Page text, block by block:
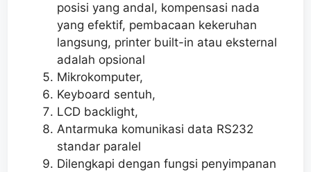
posisi yang andal, kompensasi nada
yang efektif, pembacaan kekeruhan
langsung, printer built-in atau eksternal
adalah opsional
Mikrokomputer,
Keyboard sentuh,
LCD backlight,
Antarmuka komunikasi data RS232
standar paralel
Dilengkapi dengan fungsi penyimpanan